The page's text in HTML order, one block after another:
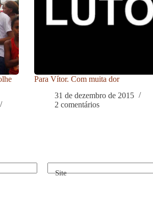
Para Vítor. Com muita dor
31 de dezembro de 2015
2 comentários
Site